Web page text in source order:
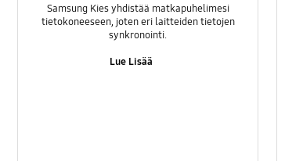
Samsung Kies yhdistää matkapuhelimesi
tietokoneeseen, joten eri laitteiden tietojen
synkronointi.
Lue Lisää